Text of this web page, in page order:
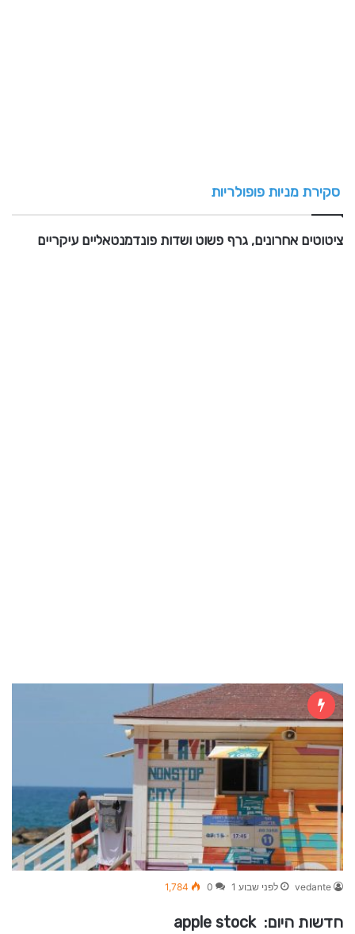
סקירת מניות פופולריות
ציטוטים אחרונים, גרף פשוט ושדות פונדמנטאליים עיקריים
vedante לפני שבוע 1 0
1,784
חדשות היום: apple stock